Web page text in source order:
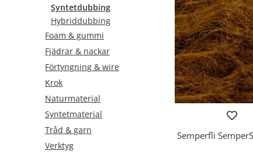
Syntetdubbing
Hybriddubbing
Foam & gummi
Fjädrar & nackar
Förtyngning & wire
Krok
Naturmaterial
Syntetmaterial
Tråd & garn
Verktyg
Semperfli